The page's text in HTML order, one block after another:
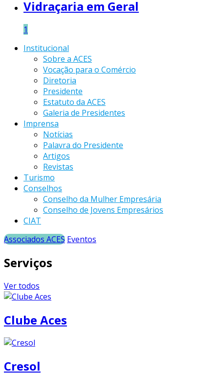
Vidraçaria em Geral
1
Institucional
Sobre a ACES
Vocação para o Comércio
Diretoria
Presidente
Estatuto da ACES
Galeria de Presidentes
Imprensa
Notícias
Palavra do Presidente
Artigos
Revistas
Turismo
Conselhos
Conselho da Mulher Empresária
Conselho de Jovens Empresários
CIAT
Associados ACES Eventos
Serviços
Ver todos
Clube Aces
Cresol